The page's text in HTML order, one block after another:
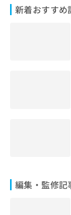
新着おすすめ
編集・監修記
お
問